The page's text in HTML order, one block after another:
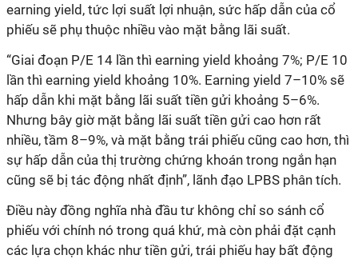
earning yield, tức lợi suất lợi nhuận, sức hấp dẫn của cổ
phiếu sẽ phụ thuộc nhiều vào mặt bằng lãi suất.
“Giai đoạn P/E 14 lần thì earning yield khoảng 7%; P/E 10
lần thì earning yield khoảng 10%. Earning yield 7–10% sẽ
hấp dẫn khi mặt bằng lãi suất tiền gửi khoảng 5–6%.
Nhưng bây giờ mặt bằng lãi suất tiền gửi cao hơn rất
nhiều, tầm 8–9%, và mặt bằng trái phiếu cũng cao hơn, thì
sự hấp dẫn của thị trường chứng khoán trong ngắn hạn
cũng sẽ bị tác động nhất định”, lãnh đạo LPBS phân tích.
Điều này đồng nghĩa nhà đầu tư không chỉ so sánh cổ
phiếu với chính nó trong quá khứ, mà còn phải đặt cạnh
các lựa chọn khác như tiền gửi, trái phiếu hay bất động